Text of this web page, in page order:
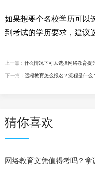
如果想要个名校学历可以
到考试的学历要求，建议
上一篇： 什么情况下可以选择网络教育提
下一篇： 远程教育怎么报名？流程是什么
猜你喜欢
网络教育文凭值得考吗？拿